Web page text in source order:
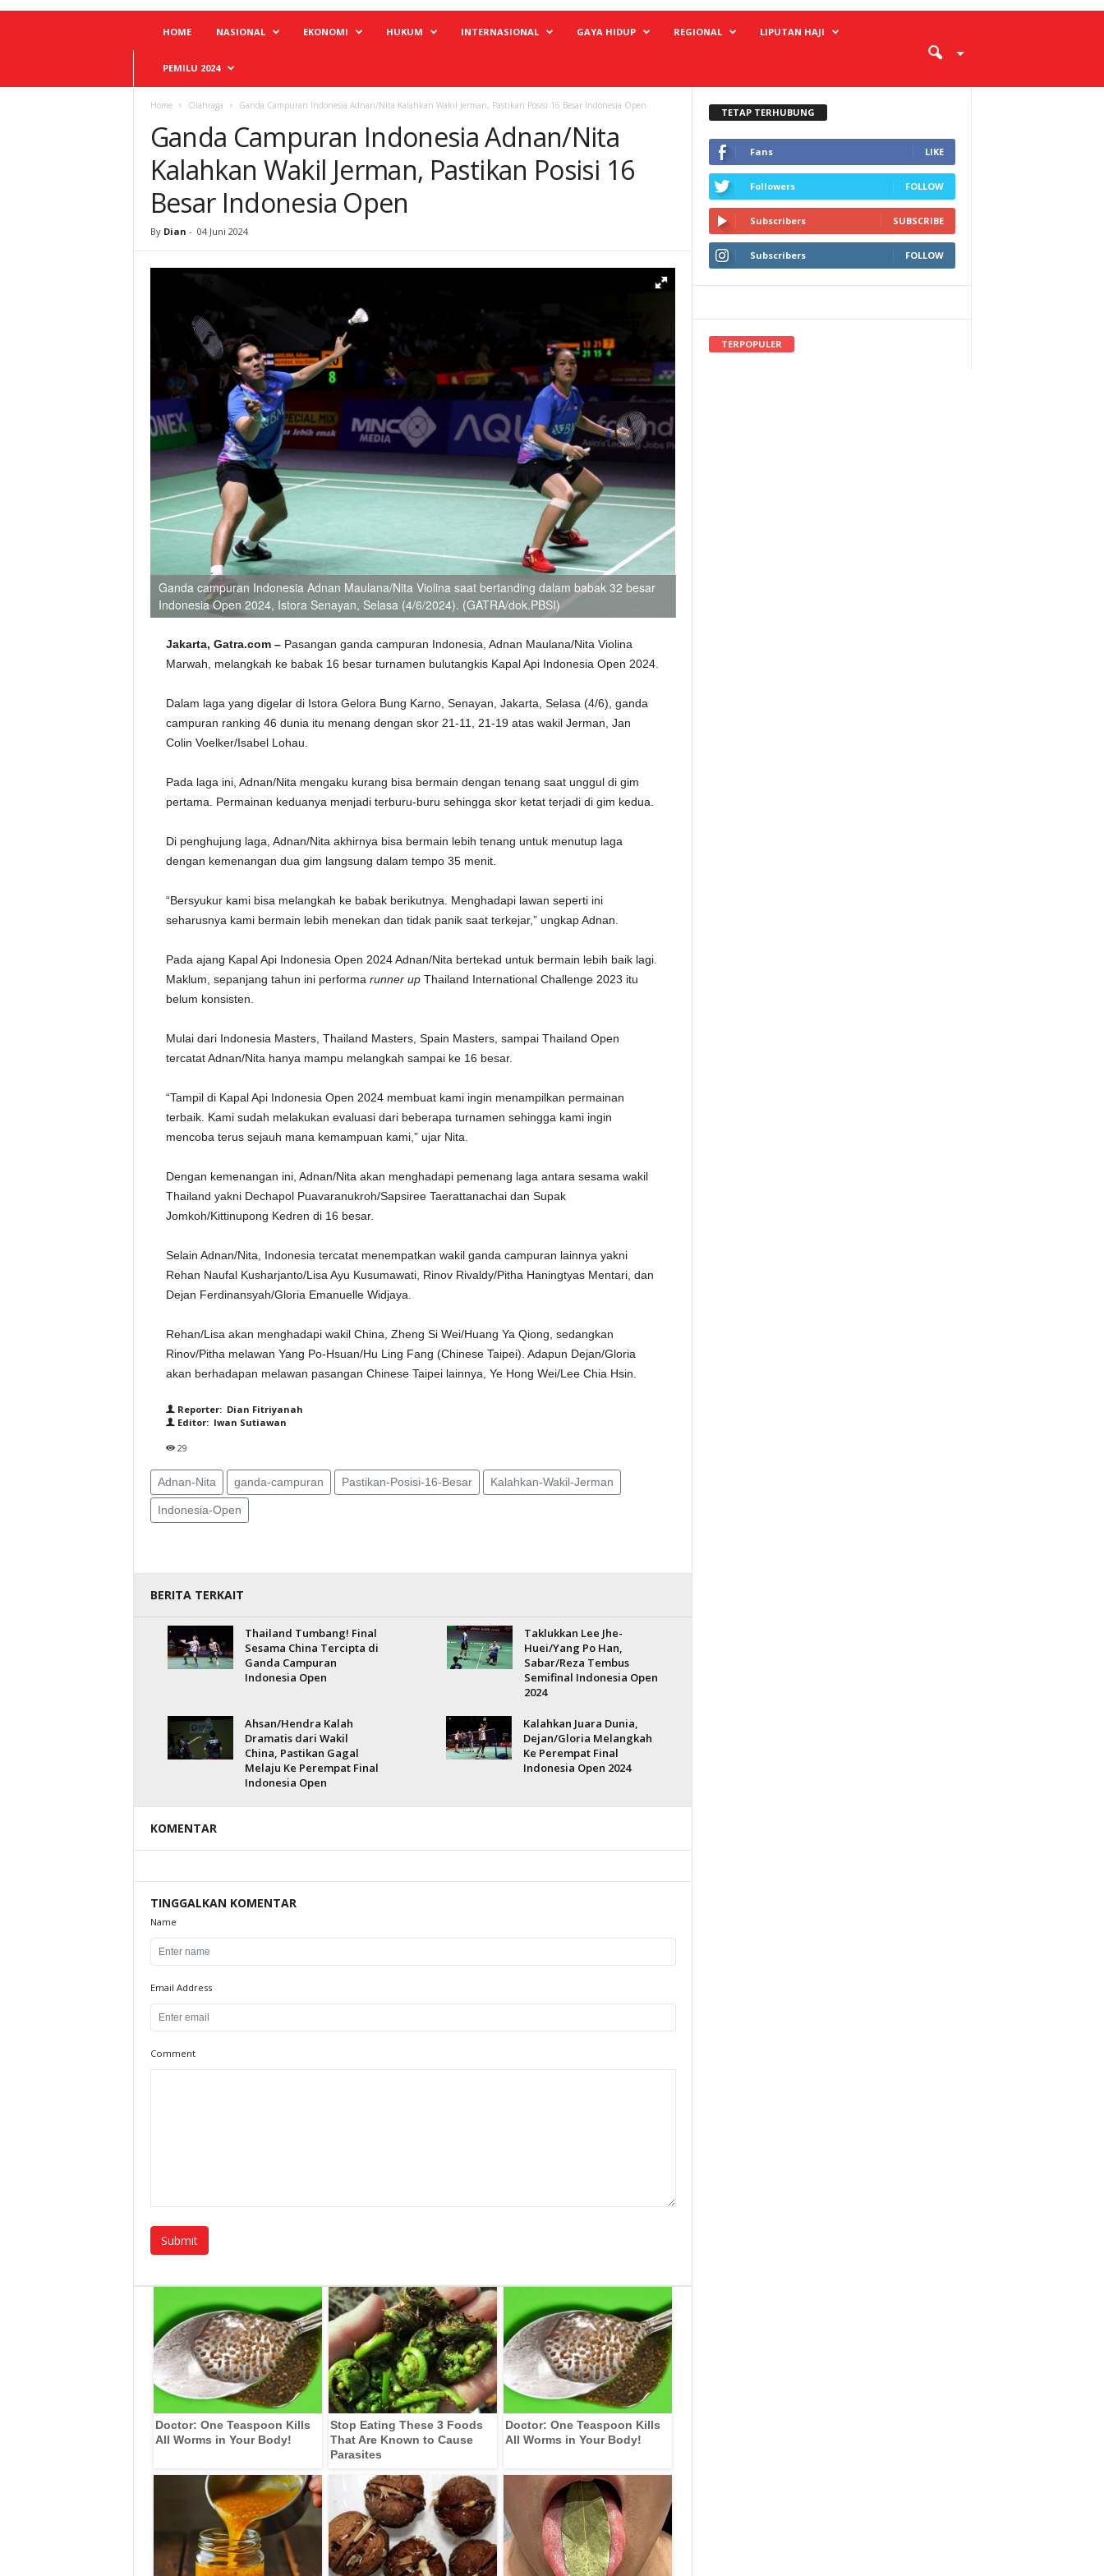
HOME NASIONAL EKONOMI HUKUM INTERNASIONAL GAYA HIDUP REGIONAL LIPUTAN HAJI
PEMILU 2024
Home Olahraga Ganda Campuran Indonesia Adnan/Nita Kalahkan Wakil Jerman, Pastikan Posisi 16 Besar Indonesia Open
Ganda Campuran Indonesia Adnan/Nita
Kalahkan Wakil Jerman, Pastikan Posisi 16
Besar Indonesia Open
By Dian - 04 Juni 2024
Ganda campuran Indonesia Adnan Maulana/Nita Violina saat bertanding dalam babak 32 besar
Indonesia Open 2024, Istora Senayan, Selasa (4/6/2024). (GATRA/dok.PBSI)
Jakarta, Gatra.com – Pasangan ganda campuran Indonesia, Adnan Maulana/Nita Violina
Marwah, melangkah ke babak 16 besar turnamen bulutangkis Kapal Api Indonesia Open 2024.
Dalam laga yang digelar di Istora Gelora Bung Karno, Senayan, Jakarta, Selasa (4/6), ganda
campuran ranking 46 dunia itu menang dengan skor 21-11, 21-19 atas wakil Jerman, Jan
Colin Voelker/Isabel Lohau.
Pada laga ini, Adnan/Nita mengaku kurang bisa bermain dengan tenang saat unggul di gim
pertama. Permainan keduanya menjadi terburu-buru sehingga skor ketat terjadi di gim kedua.
Di penghujung laga, Adnan/Nita akhirnya bisa bermain lebih tenang untuk menutup laga
dengan kemenangan dua gim langsung dalam tempo 35 menit.
“Bersyukur kami bisa melangkah ke babak berikutnya. Menghadapi lawan seperti ini
seharusnya kami bermain lebih menekan dan tidak panik saat terkejar,” ungkap Adnan.
Pada ajang Kapal Api Indonesia Open 2024 Adnan/Nita bertekad untuk bermain lebih baik lagi.
Maklum, sepanjang tahun ini performa runner upThailand International Challenge 2023 itu
belum konsisten.
Mulai dari Indonesia Masters, Thailand Masters, Spain Masters, sampai Thailand Open
tercatat Adnan/Nita hanya mampu melangkah sampai ke 16 besar.
“Tampil di Kapal Api Indonesia Open 2024 membuat kami ingin menampilkan permainan
terbaik. Kami sudah melakukan evaluasi dari beberapa turnamen sehingga kami ingin
mencoba terus sejauh mana kemampuan kami,” ujar Nita.
Dengan kemenangan ini, Adnan/Nita akan menghadapi pemenang laga antara sesama wakil
Thailand yakni Dechapol Puavaranukroh/Sapsiree Taerattanachai dan Supak
Jomkoh/Kittinupong Kedren di 16 besar.
Selain Adnan/Nita, Indonesia tercatat menempatkan wakil ganda campuran lainnya yakni
Rehan Naufal Kusharjanto/Lisa Ayu Kusumawati, Rinov Rivaldy/Pitha Haningtyas Mentari, dan
Dejan Ferdinansyah/Gloria Emanuelle Widjaya.
Rehan/Lisa akan menghadapi wakil China, Zheng Si Wei/Huang Ya Qiong, sedangkan
Rinov/Pitha melawan Yang Po-Hsuan/Hu Ling Fang (Chinese Taipei). Adapun Dejan/Gloria
akan berhadapan melawan pasangan Chinese Taipei lainnya, Ye Hong Wei/Lee Chia Hsin.
Reporter: Dian Fitriyanah
Editor: Iwan Sutiawan
29
Adnan-Nita ganda-campuran Pastikan-Posisi-16-Besar Kalahkan-Wakil-Jerman
Indonesia-Open
BERITA TERKAIT
Thailand Tumbang! Final
Sesama China Tercipta di
Ganda Campuran
Indonesia Open
Taklukkan Lee Jhe-
Huei/Yang Po Han,
Sabar/Reza Tembus
Semifinal Indonesia Open
2024
Ahsan/Hendra Kalah
Dramatis dari Wakil
China, Pastikan Gagal
Melaju Ke Perempat Final
Indonesia Open
Kalahkan Juara Dunia,
Dejan/Gloria Melangkah
Ke Perempat Final
Indonesia Open 2024
KOMENTAR
TINGGALKAN KOMENTAR
Name
Email Address
Comment
Doctor: One Teaspoon Kills
All Worms in Your Body!
Stop Eating These 3 Foods
That Are Known to Cause
Parasites
Doctor: One Teaspoon Kills
All Worms in Your Body!
TETAP TERHUBUNG
Fans LIKE
Followers FOLLOW
Subscribers SUBSCRIBE
Subscribers FOLLOW